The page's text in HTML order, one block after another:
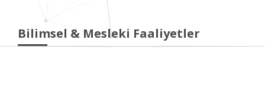
Bilimsel & Mesleki Faaliyetler